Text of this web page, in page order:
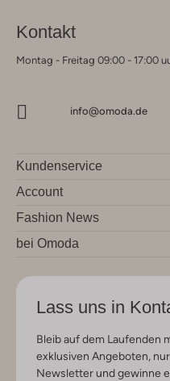
Kontakt
Montag - Freitag 09:00 - 17:00
info@omoda.de
Kundenservice
Account
Fashion News
bei Omoda
Lass uns in
Bleib auf dem Laufenden
exklusiven Angeboten,
Newsletter und gewinne